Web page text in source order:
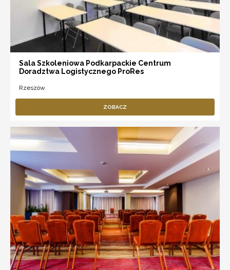
Sala Szkoleniowa Podkarpackie Centrum
Doradztwa Logistycznego ProRes
Rzeszów
ZOBACZ